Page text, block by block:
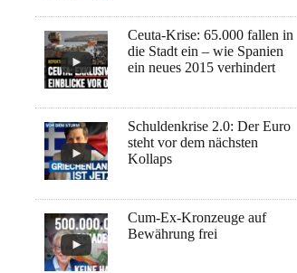
Ceuta-Krise: 65.000 fallen in
die Stadt ein – wie Spanien
ein neues 2015 verhindert
Schuldenkrise 2.0: Der Euro
steht vor dem nächsten
Kollaps
Cum-Ex-Kronzeuge auf
Bewährung frei